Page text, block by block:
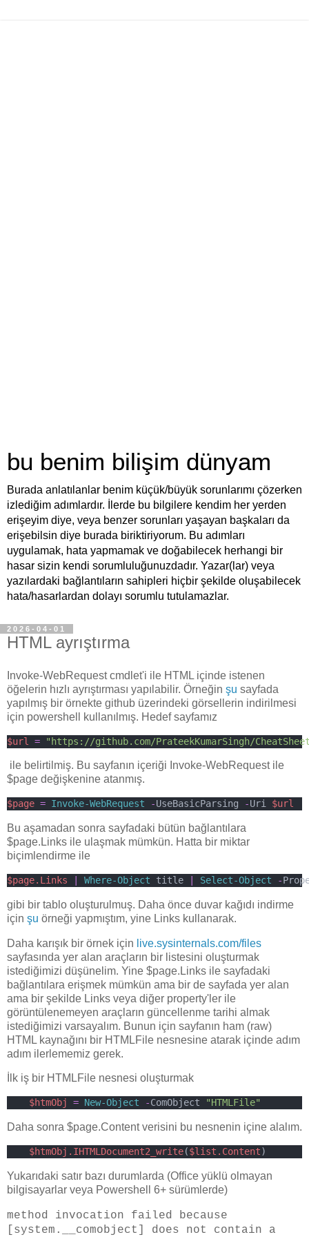
bu benim bilişim dünyam
Burada anlatılanlar benim küçük/büyük sorunlarımı çözerken
izlediğim adımlardır. İlerde bu bilgilere kendim her yerden
erişeyim diye, veya benzer sorunları yaşayan başkaları da
erişebilsin diye burada biriktiriyorum. Bu adımları
uygulamak, hata yapmamak ve doğabilecek herhangi bir
hasar sizin kendi sorumluluğunuzdadır. Yazar(lar) veya
yazılardaki bağlantıların sahipleri hiçbir şekilde oluşabilecek
hata/hasarlardan dolayı sorumlu tutulamazlar.
2026-04-01
HTML ayrıştırma
Invoke-WebRequest cmdlet'i ile HTML içinde istenen
öğelerin hızlı ayrıştırması yapılabilir. Örneğin şu sayfada
yapılmış bir örnekte github üzerindeki görsellerin indirilmesi
için powershell kullanılmış. Hedef sayfamız
$url = "https://github.com/PrateekKumarSingh/
ile belirtilmiş. Bu sayfanın içeriği Invoke-WebRequest ile
$page değişkenine atanmış.
$page = Invoke-WebRequest -UseBasicParsing -Uri $url
Bu aşamadan sonra sayfadaki bütün bağlantılara
$page.Links ile ulaşmak mümkün. Hatta bir miktar
biçimlendirme ile
$page.Links Where-Object title Select-Object -
gibi bir tablo oluşturulmuş. Daha önce duvar kağıdı indirme
için şu örneği yapmıştım, yine Links kullanarak.
Daha karışık bir örnek için live.sysinternals.com/files
sayfasında yer alan araçların bir listesini oluşturmak
istediğimizi düşünelim. Yine $page.Links ile sayfadaki
bağlantılara erişmek mümkün ama bir de sayfada yer alan
ama bir şekilde Links veya diğer property'ler ile
görüntülenemeyen araçların güncellenme tarihi almak
istediğimizi varsayalım. Bunun için sayfanın ham (raw)
HTML kaynağını bir HTMLFile nesnesine atarak içinde adım
adım ilerlememiz gerek.
İlk iş bir HTMLFile nesnesi oluşturmak
$htmObj = New-Object -ComObject "HTMLFile"
Daha sonra $page.Content verisini bu nesnenin içine alalım.
$htmObj.IHTMLDocument2_write($list.Content)
Yukarıdaki satır bazı durumlarda (Office yüklü olmayan
bilgisayarlar veya Powershell 6+ sürümlerde)
method invocation failed because
[system.__comobject] does not contain a